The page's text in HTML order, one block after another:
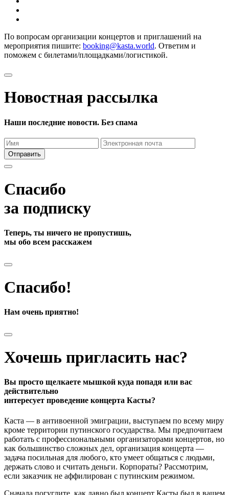
По вопросам организации концертов и приглашений на
мероприятия пишите: booking@kasta.world. Ответим и
поможем с билетами/площадками/логистикой.
Новостная рассылка
Наши последние новости. Без спама
Отправить
Спасибо
за подписку
Теперь, ты ничего не пропустишь,
мы обо всем расскажем
Спасибо!
Нам очень приятно!
Хочешь пригласить нас?
Вы просто щелкаете мышкой куда попадя или вас
действительно
интересует проведение концерта Касты?
Каста — в антивоенной эмиграции, выступаем по всему миру
кроме территории путинского государства. Мы предпочитаем
работать с профессиональными организаторами концертов, но
как большинство сложных дел, организация концерта —
задача посильная для любого, кто умеет общаться с людьми,
держать слово и считать деньги. Корпораты? Рассмотрим,
если заказчик не аффилирован с путинским режимом.
Сначала погуглите, как давно был концерт Касты был в вашем